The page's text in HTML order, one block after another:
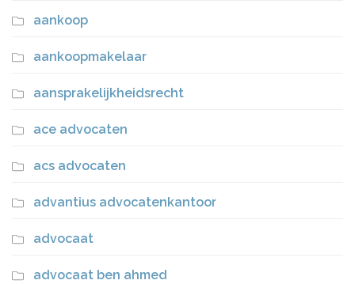
aankoop
aankoopmakelaar
aansprakelijkheidsrecht
ace advocaten
acs advocaten
advantius advocatenkantoor
advocaat
advocaat ben ahmed